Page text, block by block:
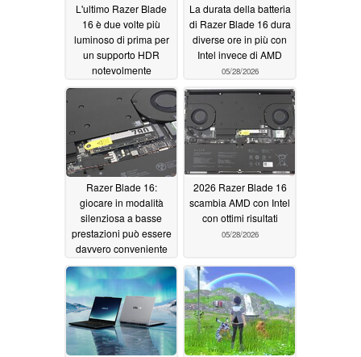
L'ultimo Razer Blade
16 è due volte più
luminoso di prima per
un supporto HDR
notevolmente
migliorato05/28/2026
La durata della batteria
di Razer Blade 16 dura
diverse ore in più con
Intel invece di AMD
05/28/2026
Razer Blade 16:
giocare in modalità
silenziosa a basse
prestazioni può essere
davvero conveniente
05/28/2026
2026 Razer Blade 16
scambia AMD con Intel
con ottimi risultati
05/28/2026